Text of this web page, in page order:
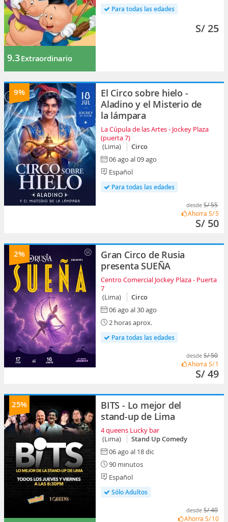
9.3Extraordinario
Para todas las edades
S/ 25
9%
El Circo sobre hielo -
Aladino y el Misterio de
la lámpara
La Cúpula de las Artes - Jockey Plaza
(puerta 7)
(Lima)
Circo
06 ago al 09 ago
Español
Para todas las edades
desde S/ 55
Ahorra S/ 5
S/ 50
2%
Gran Circo de Rusia
presenta SUEÑA
Centro Comercial Jockey Plaza - Puerta
7
(Lima)
Circo
06 ago al 30 ago
2 horas aprox.
Para todas las edades
desde S/ 50
Ahorra S/ 1
S/ 49
25%
BITS - Lo mejor del
stand-up de Lima
4 queens Lucky bar
(Lima)
Stand Up Comedy
06 ago al 18 dic
90 minutos
Español
Sólo Adultos
desde S/ 40
Ahorra S/ 10